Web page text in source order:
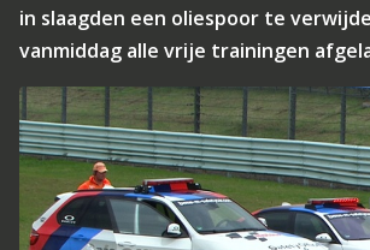
in slaagden een oliespoor te
vanmiddag alle vrije trainingen